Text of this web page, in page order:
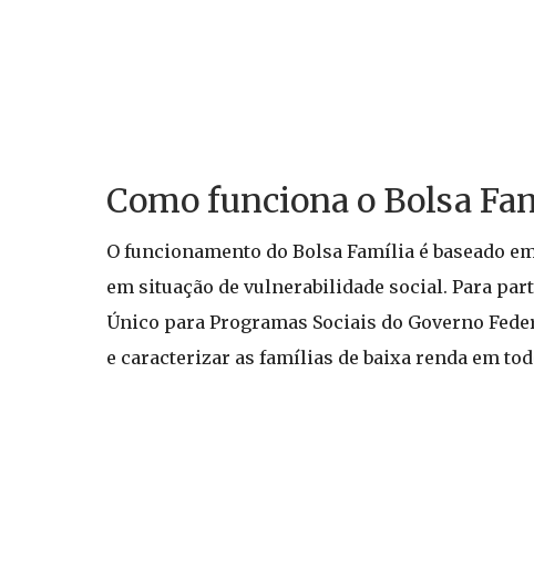
Como funciona o Bolsa
O funcionamento do Bolsa Família é baseado
em situação de vulnerabilidade social. Para
Único para Programas Sociais do Governo
e caracterizar as famílias de baixa renda em